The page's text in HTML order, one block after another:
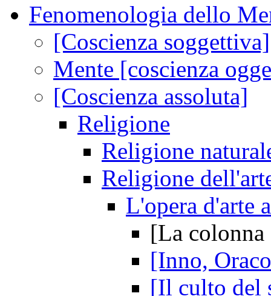
Fenomenologia dello
[Coscienza soggettiva]
Mente [coscienza
[Coscienza assoluta]
Religione
Religione
Religione
L'opera d'arte
[La
[Inno,
[Il culto del